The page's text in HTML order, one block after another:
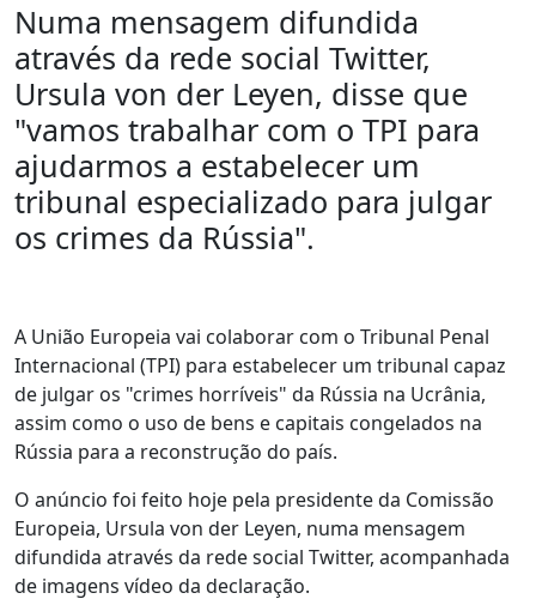
Numa mensagem difundida
através da rede social Twitter,
Ursula von der Leyen, disse que
"vamos trabalhar com o TPI para
ajudarmos a estabelecer um
tribunal especializado para julgar
os crimes da Rússia".
A União Europeia vai colaborar com o Tribunal Penal
Internacional (TPI) para estabelecer um tribunal capaz
de julgar os "crimes horríveis" da Rússia na Ucrânia,
assim como o uso de bens e capitais congelados na
Rússia para a reconstrução do país.
O anúncio foi feito hoje pela presidente da Comissão
Europeia, Ursula von der Leyen, numa mensagem
difundida através da rede social Twitter, acompanhada
de imagens vídeo da declaração.